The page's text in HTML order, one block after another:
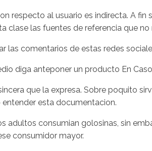
respecto al usuario es indirecta. A
clase las fuentes de referencia que
las comentarios de estas redes
diga anteponer un producto En
que la expresa. Sobre poquito
esta documentacion.
adultos consumian golosinas, sin
consumidor mayor.